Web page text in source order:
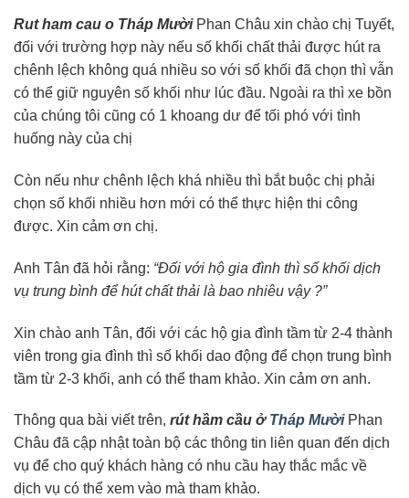
Rut ham cau o Tháp MườiPhan Châu xin chào chị Tuyết,
đối với trường hợp này nếu số khối chất thải được hút ra
chênh lệch không quá nhiều so với số khối đã chọn thì vẫn
có thể giữ nguyên số khối như lúc đầu. Ngoài ra thì xe bồn
của chúng tôi cũng có 1 khoang dư để tối phó với tình
huống này của chị
Còn nếu như chênh lệch khá nhiều thì bắt buộc chị phải
chọn số khối nhiều hơn mới có thể thực hiện thi công
được. Xin cảm ơn chị.
Anh Tân đã hỏi rằng: “Đối với hộ gia đình thì số khối dịch
vụ trung bình để hút chất thải là bao nhiêu vậy ?”
Xin chào anh Tân, đối với các hộ gia đình tầm từ 2-4 thành
viên trong gia đình thì số khối dao động để chọn trung bình
tầm từ 2-3 khối, anh có thể tham khảo. Xin cảm ơn anh.
Thông qua bài viết trên, rút hầm cầu ở Tháp MườiPhan
Châu đã cập nhật toàn bộ các thông tin liên quan đến dịch
vụ để cho quý khách hàng có nhu cầu hay thắc mắc về
dịch vụ có thể xem vào mà tham khảo.